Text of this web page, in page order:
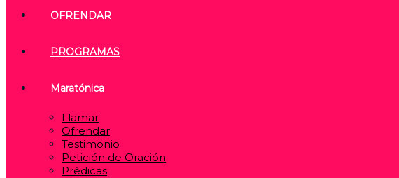
OFRENDAR
PROGRAMAS
Maratónica
Llamar
Ofrendar
Testimonio
Petición de Oración
Prédicas